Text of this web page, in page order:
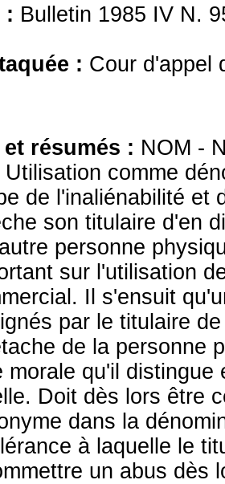
: Bulletin 1985 IV N.
: Cour d'appel
résumés : NOM -
comme
de l'inaliénabilité et
son titulaire d'en
personne
sur l'utilisation
Il s'ensuit
par le titulaire
de la personne
morale qu'il
Doit dès lors être
dans la
à laquelle le
un abus dès